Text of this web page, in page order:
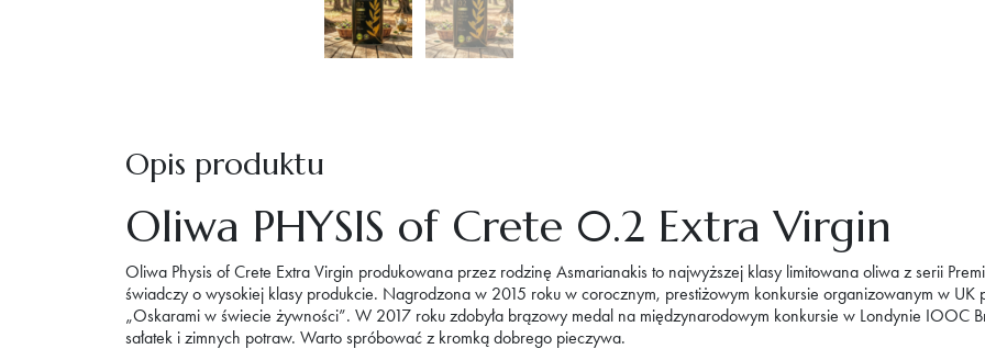
Opis produktu
Oliwa PHYSIS of Crete 0.2 Extra Virgin
Oliwa Physis of Crete Extra Virgin produkowana przez rodzinę Asmarianakis to najwyższej klasy limitowana oliwa z serii
świadczy o wysokiej klasy produkcie. Nagrodzona w 2015 roku w corocznym, prestiżowym konkursie organizowanym w
„Oskarami w świecie żywności”. W 2017 roku zdobyła brązowy medal na międzynarodowym konkursie w Londynie IOOC
sałatek i zimnych potraw. Warto spróbować z kromką dobrego pieczywa.